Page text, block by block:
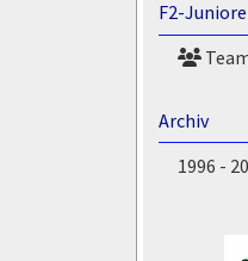
F2-
Archiv
1996 -